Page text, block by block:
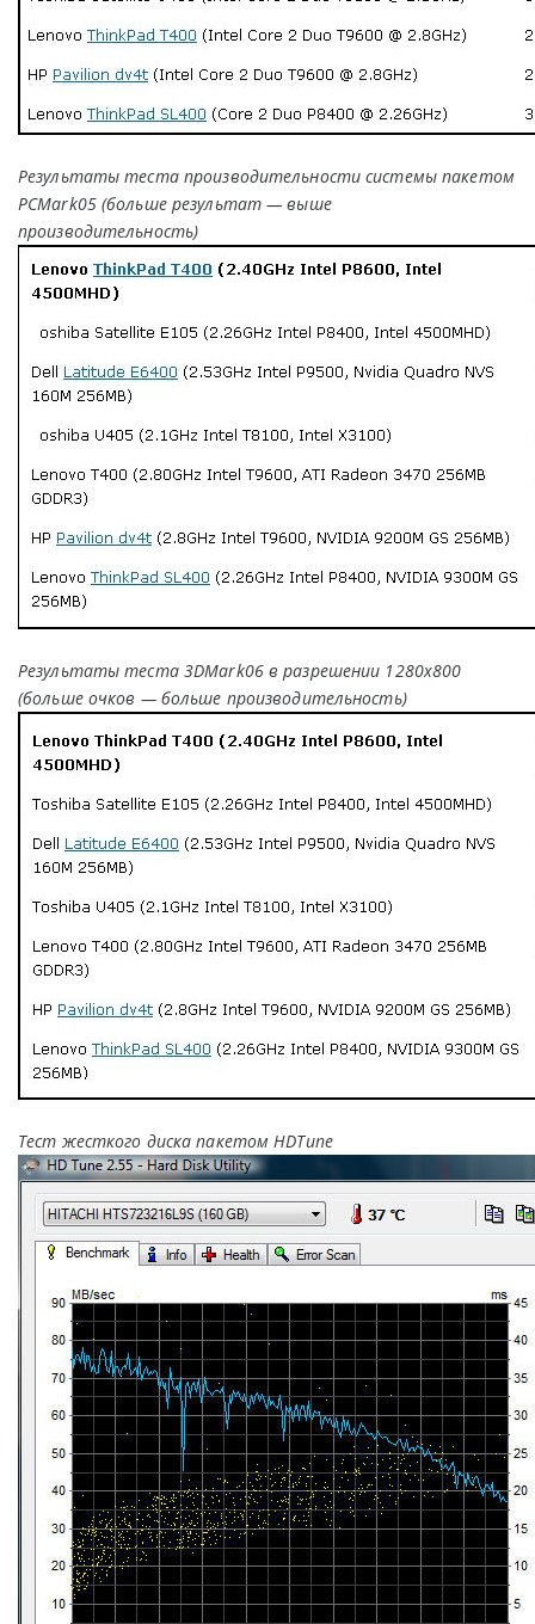
Результаты теста производительности системы пакетом
PCMark05 (больше результат — выше
производительность)
Результаты теста 3DMark06 в разрешении 1280х800
(больше очков — больше производительность)
Тест жесткого диска пакетом HDTune